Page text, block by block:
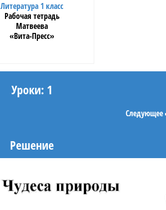
Литература 1 класс
Рабочая тетрадь
Матвеева
«Вита-Пресс»
Уроки: 1
Следующее
Решение